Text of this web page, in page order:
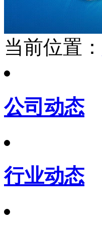
当前位置：
公司动态
行业动态